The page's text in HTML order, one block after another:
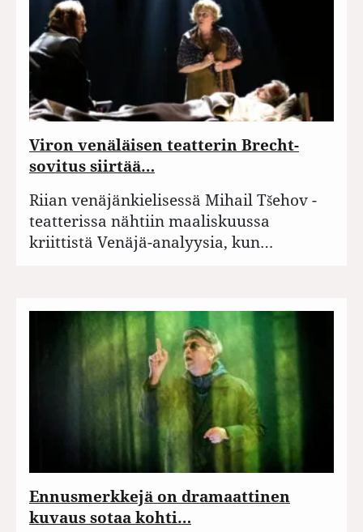
Viron venäläisen teatterin Brecht-
sovitus siirtää…
Riian venäjänkielisessä Mihail Tšehov -
teatterissa nähtiin maaliskuussa
kriittistä Venäjä-analyysia, kun…
Ennusmerkkejä on dramaattinen
kuvaus sotaa kohti…